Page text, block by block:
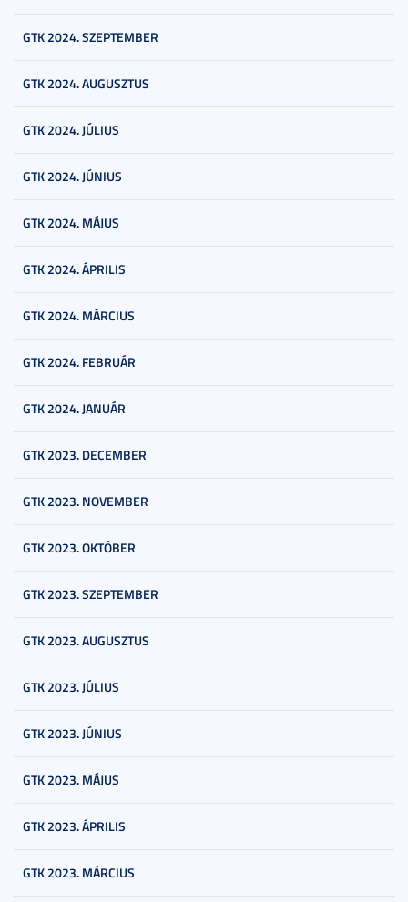
GTK 2024. SZEPTEMBER
GTK 2024. AUGUSZTUS
GTK 2024. JÚLIUS
GTK 2024. JÚNIUS
GTK 2024. MÁJUS
GTK 2024. ÁPRILIS
GTK 2024. MÁRCIUS
GTK 2024. FEBRUÁR
GTK 2024. JANUÁR
GTK 2023. DECEMBER
GTK 2023. NOVEMBER
GTK 2023. OKTÓBER
GTK 2023. SZEPTEMBER
GTK 2023. AUGUSZTUS
GTK 2023. JÚLIUS
GTK 2023. JÚNIUS
GTK 2023. MÁJUS
GTK 2023. ÁPRILIS
GTK 2023. MÁRCIUS